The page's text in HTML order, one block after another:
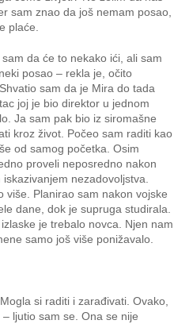
sam znao da još nemam posao,
plaće.
da će to nekako ići, ali sam
posao – rekla je, očito
sam da je Mira do tada
joj je bio direktor u jednom
Ja sam pak bio iz siromašne
kroz život. Počeo sam raditi kao
od samog početka. Osim
proveli neposredno nakon
nezadovoljstva.
više. Planirao sam nakon vojske
dane, dok je supruga studirala.
je trebalo novca. Njen nam
samo još više ponižavalo.
si raditi i zarađivati. Ovako,
ljutio sam se. Ona se nije